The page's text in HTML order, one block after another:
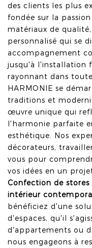
des clients les plus
fondée sur la
matériaux de
personnalisé qui se
accompagnement
jusqu'à l'installation
rayonnant dans
HARMONIE se
traditions et
œuvre unique qui
l'harmonie parfaite
esthétique. Nos
décorateurs,
vous pour
vos idées en un
Confection de
intérieur
bénéficiez d'une
d'espaces, qu'il
d'appartements ou
nous engageons à